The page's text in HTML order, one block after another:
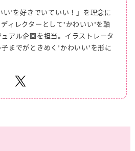
い"を好きでいていい！」を理念に
ディレクターとして"かわいい"を軸
アル企画を担当。 イラストレータ
までがときめく"かわいい"を形に